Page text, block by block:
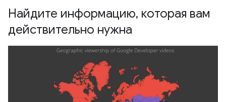
Найдите информацию, которая вам
действительно нужна